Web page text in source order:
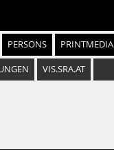
PERSONS PRINTMEDIA
VIS.SRA.AT